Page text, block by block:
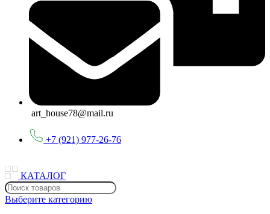
art_house78@mail.ru
+7 (921) 977-26-76
КАТАЛОГ
Выберите категорию